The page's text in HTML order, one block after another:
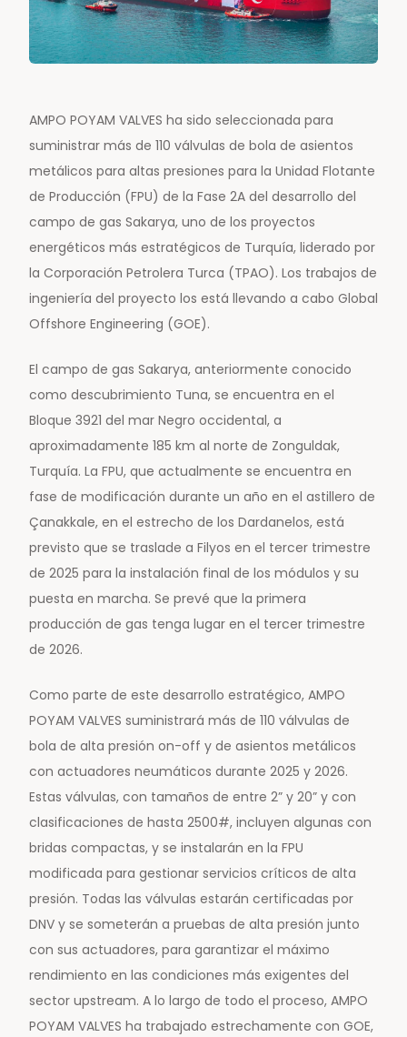
AMPO POYAM VALVES ha sido seleccionada para
suministrar más de 110 válvulas de bola de asientos
metálicos para altas presiones para la Unidad Flotante
de Producción (FPU) de la Fase 2A del desarrollo del
campo de gas Sakarya, uno de los proyectos
energéticos más estratégicos de Turquía, liderado por
la Corporación Petrolera Turca (TPAO). Los trabajos de
ingeniería del proyecto los está llevando a cabo Global
Offshore Engineering (GOE).
El campo de gas Sakarya, anteriormente conocido
como descubrimiento Tuna, se encuentra en el
Bloque 3921 del mar Negro occidental, a
aproximadamente 185 km al norte de Zonguldak,
Turquía. La FPU, que actualmente se encuentra en
fase de modificación durante un año en el astillero de
Çanakkale, en el estrecho de los Dardanelos, está
previsto que se traslade a Filyos en el tercer trimestre
de 2025 para la instalación final de los módulos y su
puesta en marcha. Se prevé que la primera
producción de gas tenga lugar en el tercer trimestre
de 2026.
Como parte de este desarrollo estratégico, AMPO
POYAM VALVES suministrará más de 110 válvulas de
bola de alta presión on-off y de asientos metálicos
con actuadores neumáticos durante 2025 y 2026.
Estas válvulas, con tamaños de entre 2” y 20” y con
clasificaciones de hasta 2500#, incluyen algunas con
bridas compactas, y se instalarán en la FPU
modificada para gestionar servicios críticos de alta
presión. Todas las válvulas estarán certificadas por
DNV y se someterán a pruebas de alta presión junto
con sus actuadores, para garantizar el máximo
rendimiento en las condiciones más exigentes del
sector upstream. A lo largo de todo el proceso, AMPO
POYAM VALVES ha trabajado estrechamente con GOE,